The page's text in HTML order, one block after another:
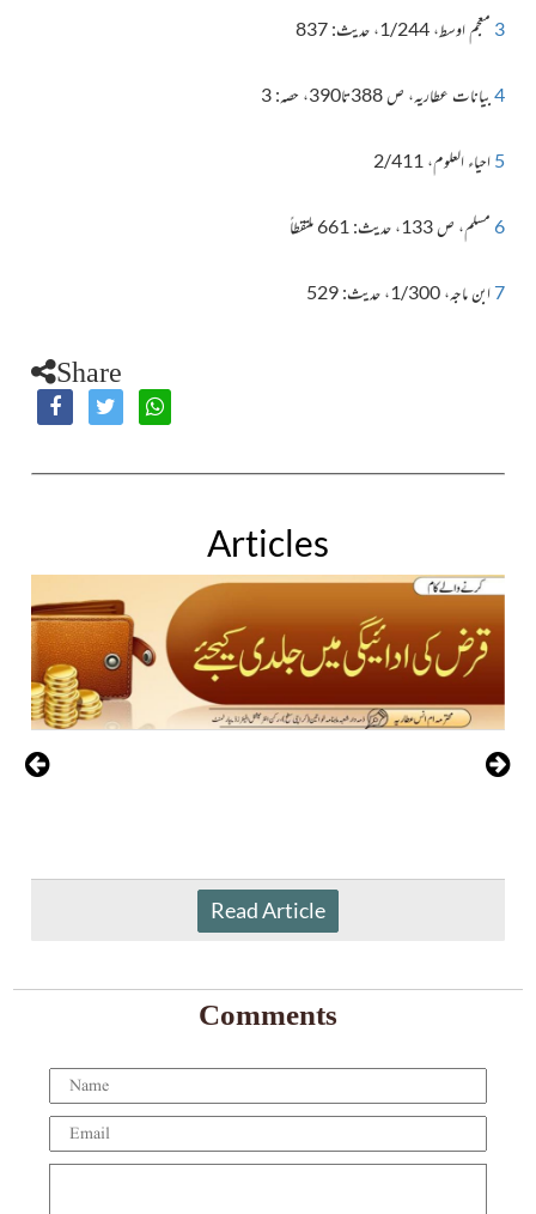
3 معجم اوسط، 1/244، حدیث: 837
4 بیانات عطاریہ، ص 388تا390، حصہ: 3
5 احیاء العلوم، 2/411
6 مسلم، ص 133، حدیث: 661 ملتقطاً
7ابن ماجہ، 1/300، حدیث: 529
Share
Articles
Read Article
Comments